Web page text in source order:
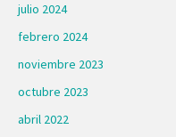
julio 2024
febrero 2024
noviembre 2023
octubre 2023
abril 2022